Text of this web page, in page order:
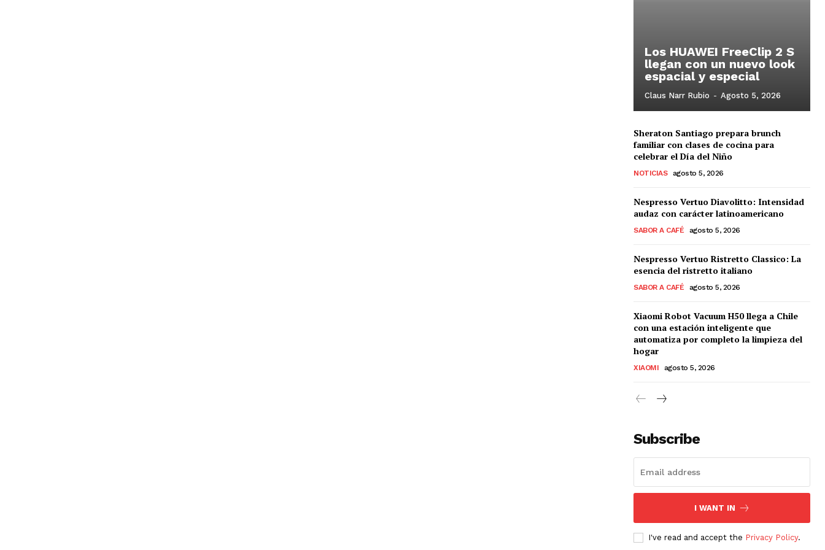
Los HUAWEI FreeClip 2 S
llegan con un nuevo look
espacial y especial
Claus Narr Rubio - Agosto 5, 2026
Sheraton Santiago prepara brunch
familiar con clases de cocina para
celebrar el Día del Niño
NOTICIAS agosto 5, 2026
Nespresso Vertuo Diavolitto: Intensidad
audaz con carácter latinoamericano
SABOR A CAFÉ agosto 5, 2026
Nespresso Vertuo Ristretto Classico: La
esencia del ristretto italiano
SABOR A CAFÉ agosto 5, 2026
Xiaomi Robot Vacuum H50 llega a Chile
con una estación inteligente que
automatiza por completo la limpieza del
hogar
XIAOMI agosto 5, 2026
Subscribe
I WANT IN
I've read and accept the Privacy Policy.